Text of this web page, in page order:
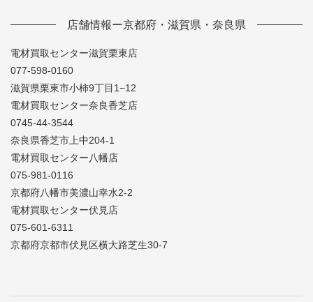
店舗情報ー京都府・滋賀県・奈良県
電材買取センター滋賀栗東店
077-598-0160
滋賀県栗東市小柿9丁目1−12
電材買取センター奈良香芝店
0745-44-3544
奈良県香芝市上中204-1
電材買取センター八幡店
075-981-0116
京都府八幡市美濃山幸水2-2
電材買取センター伏見店
075-601-6311
京都府京都市伏見区横大路芝生30-7